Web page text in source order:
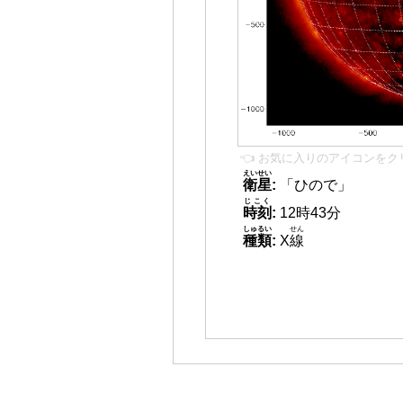
👈 お気に入りのアイコンをク
衛星
えいせい
:
「ひので」
時刻
じこく
: 12時43分
種類
しゅるい
: X線
せん